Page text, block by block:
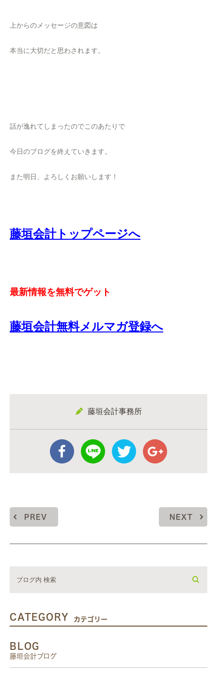
上からのメッセージの意図は
本当に大切だと思わされます。
話が逸れてしまったのでこのあたりで
今日のブログを終えていきます。
また明日、よろしくお願いします！
藤垣会計トップページへ
最新情報を無料でゲット
藤垣会計無料メルマガ登録へ
藤垣会計事務所
PREV NEXT
CATEGORY カテゴリー
BLOG
藤垣会計ブログ